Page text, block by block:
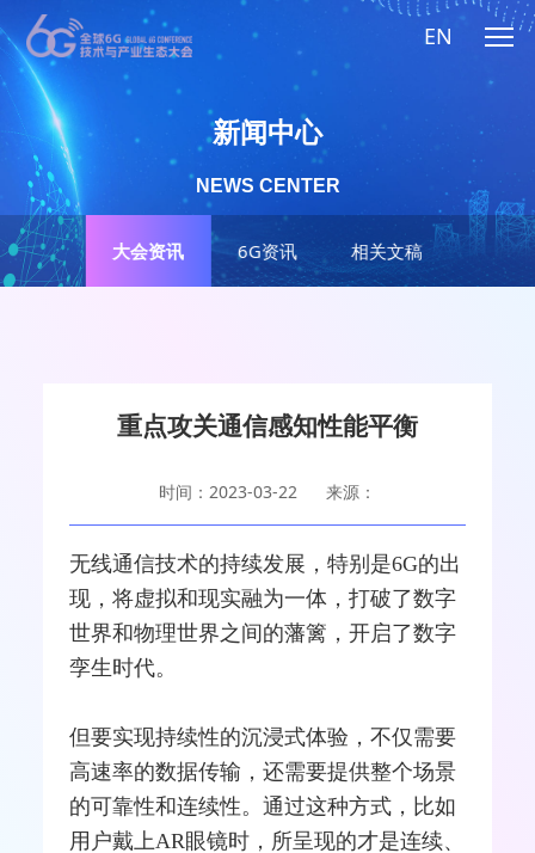
EN
大会资讯 6G资讯 相关文稿
新闻中心
NEWS CENTER
重点攻关通信感知性能平衡
时间：2023-03-22 来源：
无线通信技术的持续发展，特别是6G的出
现，将虚拟和现实融为一体，打破了数字
世界和物理世界之间的藩篱，开启了数字
孪生时代。
但要实现持续性的沉浸式体验，不仅需要
高速率的数据传输，还需要提供整个场景
的可靠性和连续性。通过这种方式，比如
用户戴上AR眼镜时，所呈现的才是连续、